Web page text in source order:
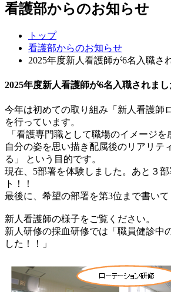
看護部からのお知らせ
トップ
看護部からのお知らせ
2025年度新人看護師が6名入職さ
2025年度新人看護師が6名入職されまし
今年は初めての取り組み「新人看護師
を行っています。
「看護専門職として職場のイメージを
自分の姿を思い描き配属後のリアリテ
る」 という目的です。
現在、5部署を体験しました。あと３
ト！！
最後に、希望の部署を第3位まで書いて
新人看護師の様子をご覧ください。
新人研修の採血研修では「職員健診中
した！！」